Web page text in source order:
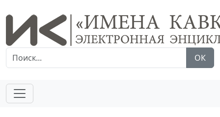
ОК